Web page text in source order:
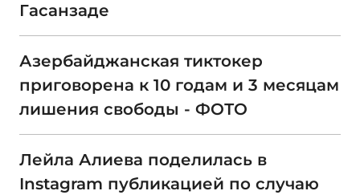
Гасанзаде
Азербайджанская тиктокер
приговорена к 10 годам и 3 месяцам
лишения свободы - ФОТО
Лейла Алиева поделилась в
Instagram публикацией по случаю